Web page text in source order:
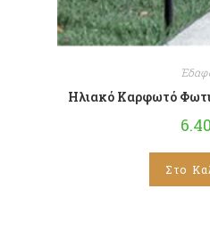
Ηλιακό Καρφωτό
6.40
Στο